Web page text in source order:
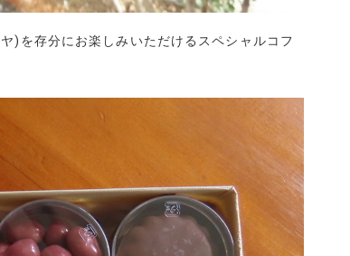
)を存分にお楽しみいただけるスペシャルコフ